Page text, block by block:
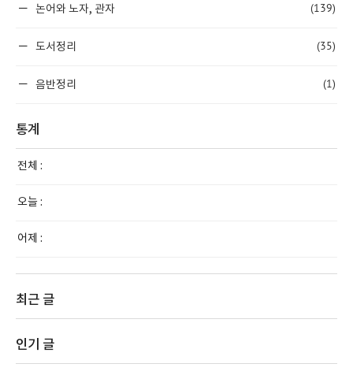
논어와 노자, 관자 (139)
도서정리 (35)
음반정리 (1)
통계
전체 :
오늘 :
어제 :
최근 글
인기 글